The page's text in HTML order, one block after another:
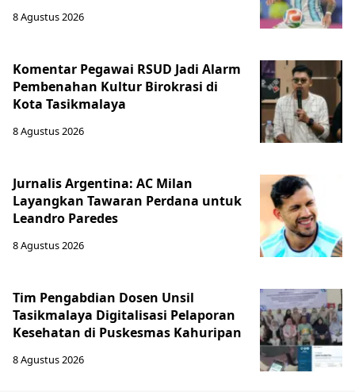
8 Agustus 2026
Komentar Pegawai RSUD Jadi Alarm
Pembenahan Kultur Birokrasi di
Kota Tasikmalaya
8 Agustus 2026
Jurnalis Argentina: AC Milan
Layangkan Tawaran Perdana untuk
Leandro Paredes
8 Agustus 2026
Tim Pengabdian Dosen Unsil
Tasikmalaya Digitalisasi Pelaporan
Kesehatan di Puskesmas Kahuripan
8 Agustus 2026